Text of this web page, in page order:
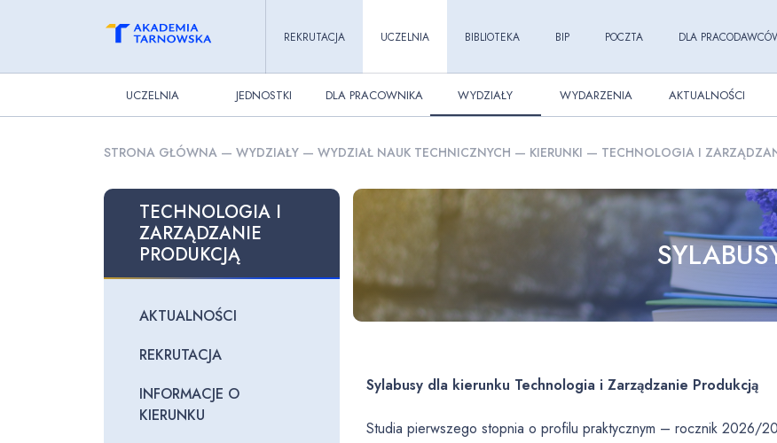
REKRUTACJA UCZELNIA BIBLIOTEKA BIP POCZTA DLA
UCZELNIA JEDNOSTKI DLA PRACOWNIKA WYDZIAŁY WYDARZENIA AKTUALNOŚCI
STRONA GŁÓWNA — WYDZIAŁY — WYDZIAŁ NAUK TECHNICZNYCH — KIERUNKI — TECHNOLOGIA I
TECHNOLOGIA I
ZARZĄDZANIE
PRODUKCJĄ
AKTUALNOŚCI
REKRUTACJA
INFORMACJE O
KIERUNKU
Sylabusy dla kierunku Technologia i Zarządzanie Produkcją
Studia pierwszego stopnia o profilu praktycznym – rocznik 2026/